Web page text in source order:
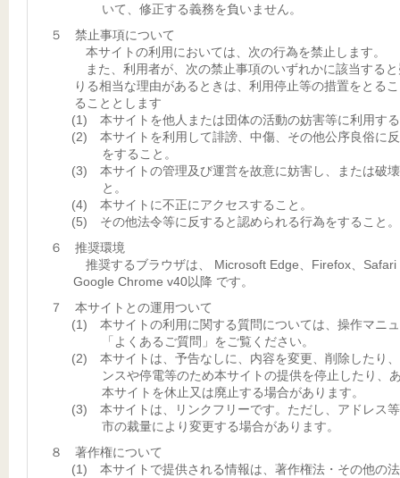
いて、修正する義務を負いません。
５ 禁止事項について
本サイトの利用においては、次の行為を禁止します。
また、利用者が、次の禁止事項のいずれかに該当する
りる相当な理由があるときは、利用停止等の措置をとる
ることとします
(1) 本サイトを他人または団体の活動の妨害等に利用す
(2) 本サイトを利用して誹謗、中傷、その他公序良俗に
をすること。
(3) 本サイトの管理及び運営を故意に妨害し、または破
と。
(4) 本サイトに不正にアクセスすること。
(5) その他法令等に反すると認められる行為をすること。
６ 推奨環境
推奨するブラウザは、 Microsoft Edge、Firefox、Safari
Google Chrome v40以降 です。
７ 本サイトとの運用ついて
(1) 本サイトの利用に関する質問については、操作マニ
「よくあるご質問」をご覧ください。
(2) 本サイトは、予告なしに、内容を変更、削除したり
ンスや停電等のため本サイトの提供を停止したり、
本サイトを休止又は廃止する場合があります。
(3) 本サイトは、リンクフリーです。ただし、アドレス
市の裁量により変更する場合があります。
８ 著作権について
(1) 本サイトで提供される情報は、著作権法・その他の